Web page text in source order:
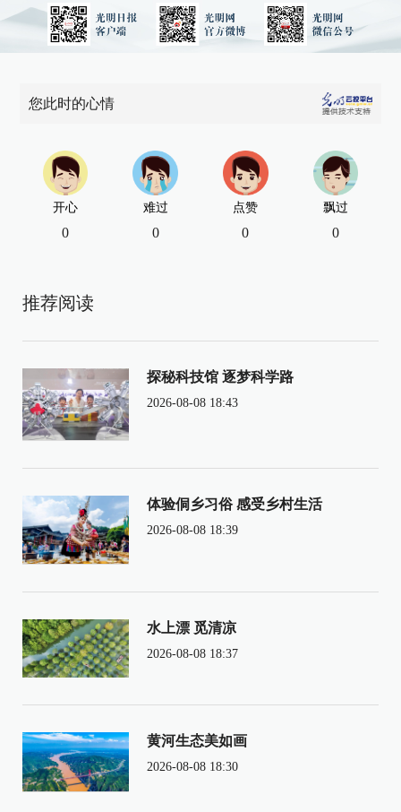
您此时的心情
开心
0
难过
0
点赞
0
飘过
0
推荐阅读
探秘科技馆 逐梦科学路
2026-08-08 18:43
体验侗乡习俗 感受乡村生活
2026-08-08 18:39
水上漂 觅清凉
2026-08-08 18:37
黄河生态美如画
2026-08-08 18:30